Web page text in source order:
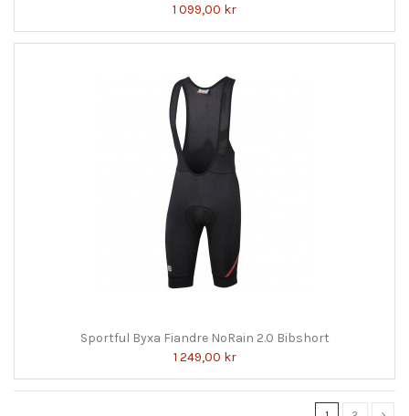
1 099,00 kr
Sportful Byxa Fiandre NoRain 2.0 Bibshort
1 249,00 kr